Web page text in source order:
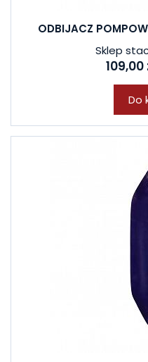
ODBIJACZ
Sklep
109,00
Do